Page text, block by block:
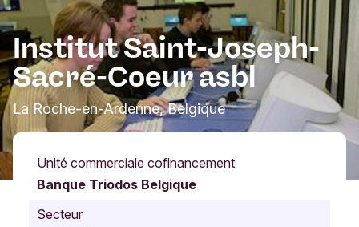
Institut Saint-Joseph-
Sacré-Coeur asbl
La Roche-en-Ardenne, Belgique
Unité commerciale cofinancement
Banque Triodos Belgique
Secteur